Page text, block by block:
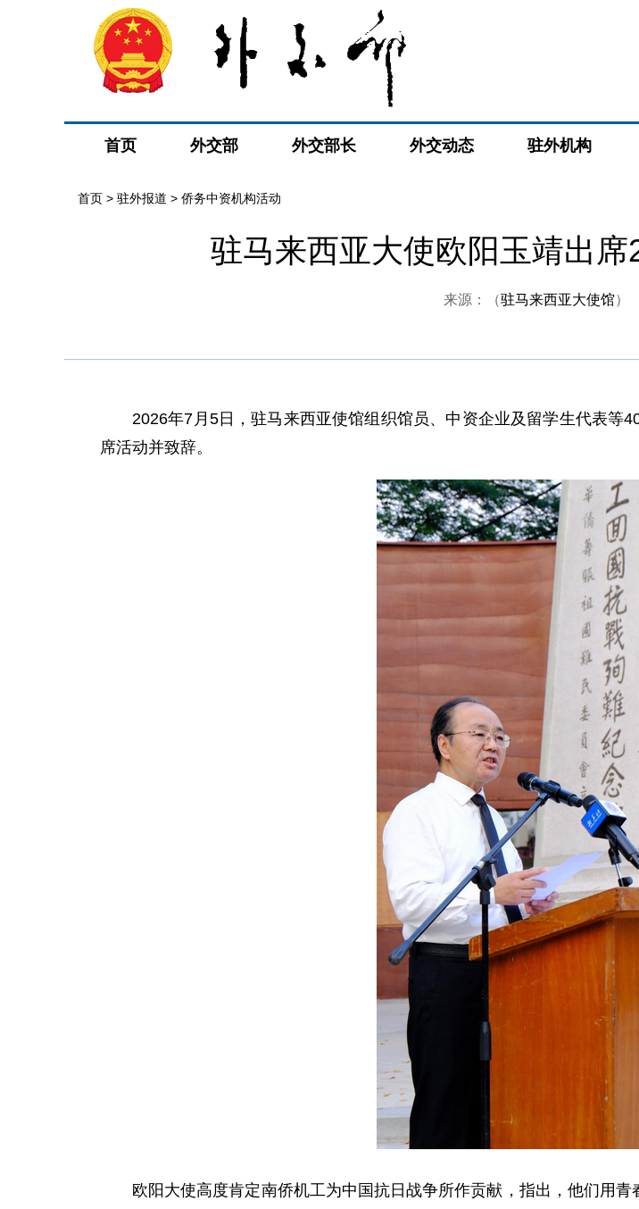
首页 外交部 外交部长 外交动态 驻外机构
首页 > 驻外报道 > 侨务中资机构活动
驻马来西亚大使欧阳玉靖出
来源：（驻马来西亚大使馆）
2026年7月5日，驻马来西亚使馆组织馆员、中资企业及留学生代表等
席活动并致辞。
欧阳大使高度肯定南侨机工为中国抗日战争所作贡献，指出，他们用